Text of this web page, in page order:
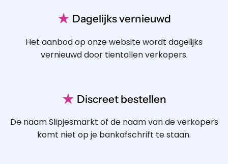
★ Dagelijks vernieuwd
Het aanbod op onze website wordt dagelijks
vernieuwd door tientallen verkopers.
★ Discreet bestellen
De naam Slipjesmarkt of de naam van de verkopers
komt niet op je bankafschrift te staan.